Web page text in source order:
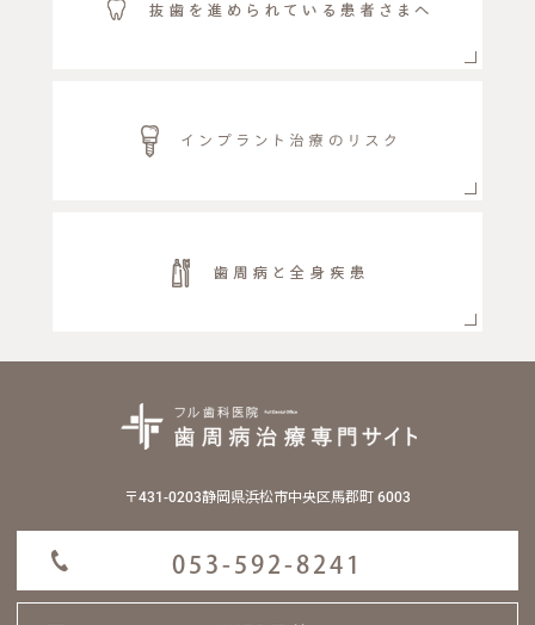
〒431-0203静岡県浜松市中央区馬郡町 6003
053-592-8241